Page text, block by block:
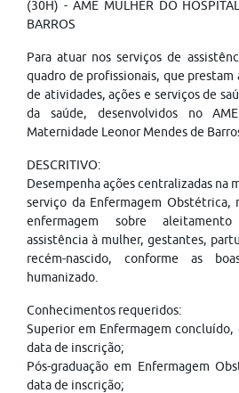
(30H) - AME MULHER DO
BARROS
Para atuar nos serviços de
quadro de profissionais, que prestam
de atividades, ações e serviços de
da saúde, desenvolvidos no
Maternidade Leonor Mendes de
DESCRITIVO:
Desempenha ações centralizadas na
serviço da Enfermagem Obstétrica,
enfermagem sobre aleitamento
assistência à mulher, gestantes,
recém-nascido, conforme as
humanizado.
Conhecimentos requeridos:
Superior em Enfermagem concluído,
data de inscrição;
Pós-graduação em Enfermagem
data de inscrição;